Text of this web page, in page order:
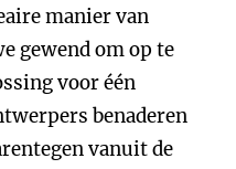
manier van
gewend om op te
voor één
benaderen
vanuit de